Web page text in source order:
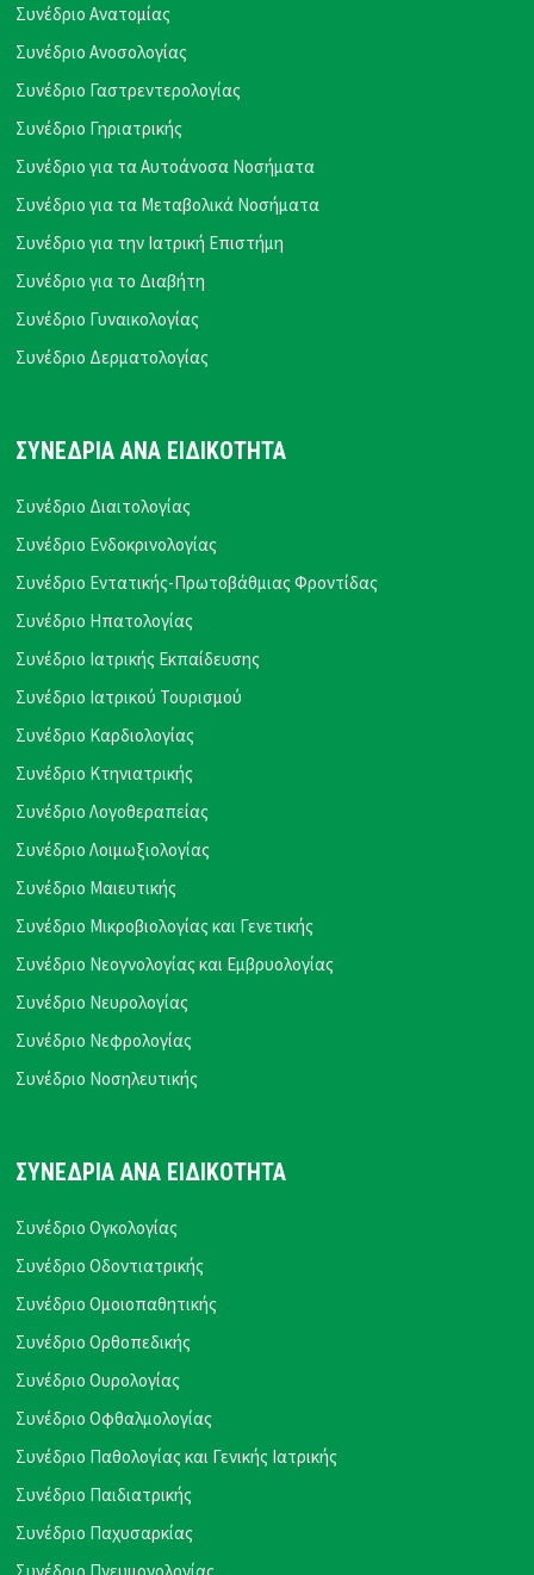
Συνέδριο Ανατομίας
Συνέδριο Ανοσολογίας
Συνέδριο Γαστρεντερολογίας
Συνέδριο Γηριατρικής
Συνέδριο για τα Αυτοάνοσα Νοσήματα
Συνέδριο για τα Μεταβολικά Νοσήματα
Συνέδριο για την Ιατρική Επιστήμη
Συνέδριο για το Διαβήτη
Συνέδριο Γυναικολογίας
Συνέδριο Δερματολογίας
ΣΥΝΕΔΡΙΑ ΑΝΑ ΕΙΔΙΚΟΤΗΤΑ
Συνέδριο Διαιτολογίας
Συνέδριο Ενδοκρινολογίας
Συνέδριο Εντατικής-Πρωτοβάθμιας Φροντίδας
Συνέδριο Ηπατολογίας
Συνέδριο Ιατρικής Εκπαίδευσης
Συνέδριο Ιατρικού Τουρισμού
Συνέδριο Καρδιολογίας
Συνέδριο Κτηνιατρικής
Συνέδριο Λογοθεραπείας
Συνέδριο Λοιμωξιολογίας
Συνέδριο Μαιευτικής
Συνέδριο Μικροβιολογίας και Γενετικής
Συνέδριο Νεογνολογίας και Εμβρυολογίας
Συνέδριο Νευρολογίας
Συνέδριο Νεφρολογίας
Συνέδριο Νοσηλευτικής
ΣΥΝΕΔΡΙΑ ΑΝΑ ΕΙΔΙΚΟΤΗΤΑ
Συνέδριο Ογκολογίας
Συνέδριο Οδοντιατρικής
Συνέδριο Ομοιοπαθητικής
Συνέδριο Ορθοπεδικής
Συνέδριο Ουρολογίας
Συνέδριο Οφθαλμολογίας
Συνέδριο Παθολογίας και Γενικής Ιατρικής
Συνέδριο Παιδιατρικής
Συνέδριο Παχυσαρκίας